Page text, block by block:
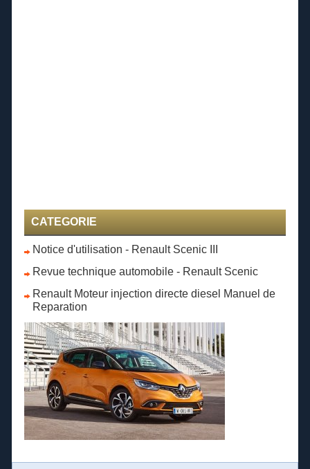
CATEGORIE
Notice d'utilisation - Renault Scenic III
Revue technique automobile - Renault Scenic
Renault Moteur injection directe diesel Manuel de
Reparation